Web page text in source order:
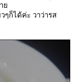
า
ๆก็ได้ค่ะ วาว่ารส